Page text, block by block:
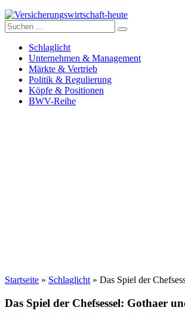
Versicherungswirtschaft-heute
Suche
nach:
Schlaglicht
Unternehmen & Management
Märkte & Vertrieb
Politik & Regulierung
Köpfe & Positionen
BWV-Reihe
Startseite » Schlaglicht » Das Spiel der
Das Spiel der Chefsessel: Gothaer